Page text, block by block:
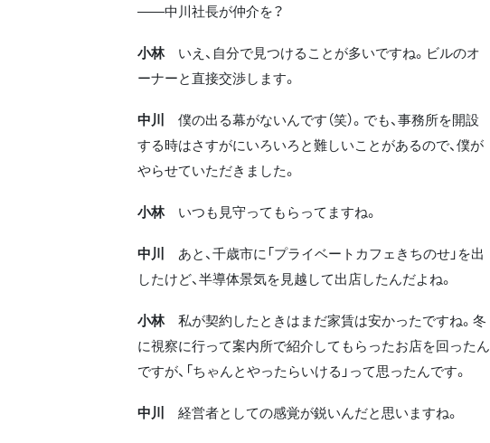
――中川社長が仲介を？
小林いえ、自分で見つけることが多いですね。ビルのオ
ーナーと直接交渉します。
中川 僕の出る幕がないんです（笑）。でも、事務所を開設
する時はさすがにいろいろと難しいことがあるので、僕が
やらせていただきました。
小林いつも見守ってもらってますね。
中川 あと、千歳市に「プライベートカフェきちのせ」を出
したけど、半導体景気を見越して出店したんだよね。
小林私が契約したときはまだ家賃は安かったですね。冬
に視察に行って案内所で紹介してもらったお店を回ったん
ですが、「ちゃんとやったらいける」って思ったんです。
中川 経営者としての感覚が鋭いんだと思いますね。